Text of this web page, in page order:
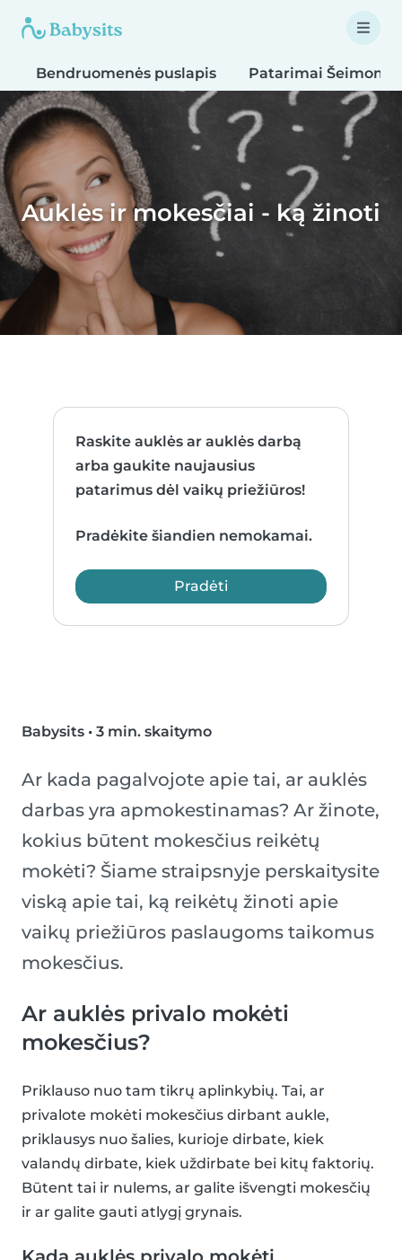
Bendruomenės puslapis Patarimai Šeimoms
Auklės ir mokesčiai - ką žinoti
Raskite auklės ar auklės darbą
arba gaukite naujausius
patarimus dėl vaikų priežiūros!
Pradėkite šiandien nemokamai.
Pradėti
Babysits • 3 min. skaitymo
Ar kada pagalvojote apie tai, ar auklės
darbas yra apmokestinamas? Ar žinote,
kokius būtent mokesčius reikėtų
mokėti? Šiame straipsnyje perskaitysite
viską apie tai, ką reikėtų žinoti apie
vaikų priežiūros paslaugoms taikomus
mokesčius.
Ar auklės privalo mokėti
mokesčius?
Priklauso nuo tam tikrų aplinkybių. Tai, ar
privalote mokėti mokesčius dirbant aukle,
priklausys nuo šalies, kurioje dirbate, kiek
valandų dirbate, kiek uždirbate bei kitų faktorių.
Būtent tai ir nulems, ar galite išvengti mokesčių
ir ar galite gauti atlygį grynais.